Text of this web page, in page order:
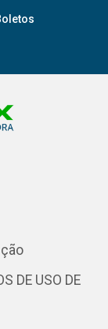
DE USO DE